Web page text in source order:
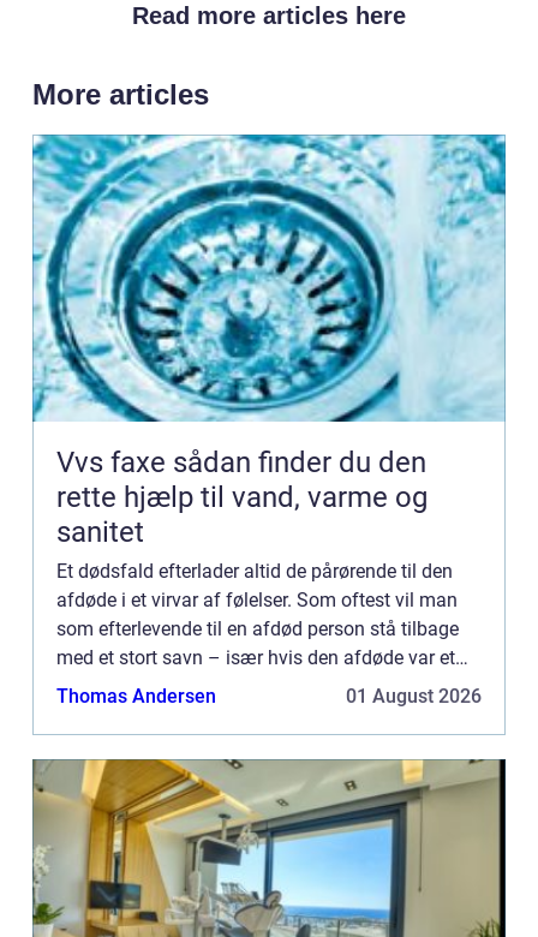
Read more articles here
More articles
Vvs faxe sådan finder du den
rette hjælp til vand, varme og
sanitet
Et dødsfald efterlader altid de pårørende til den
afdøde i et virvar af følelser. Som oftest vil man
som efterlevende til en afdød person stå tilbage
med et stort savn – især hvis den afdøde var et
nærtstående familiemedlem, en kær ven, eller
Thomas Andersen 01 August 2026